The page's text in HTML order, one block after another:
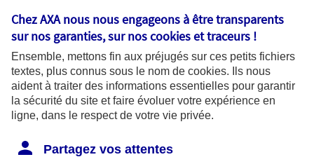
Coordonnées de l'Autorité de contrôle
prudentiel et de résolution (ACPR) : - 4
Place de Budapest - CS 92459 - 75436
Paris Cedex 09. Le détail des procédures de
recours et de réclamation et les
disponibles sur le site axa.fr.
Chez AXA nous nous engageons à être transparents
sur nos garanties, sur noscookies et traceurs !
Ensemble, mettons fin aux préjugés sur ces petits fichiers
textes, plus connus sous le nom de cookies. Ils nous
aident à traiter des informations essentielles pour garantir
la sécurité du site et faire évoluer votre expérience en
ligne, dans le respect de votre vie privée.
Partagez vos attentes